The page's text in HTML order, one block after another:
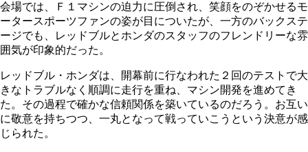
会場では、Ｆ１マシンの迫力に圧倒され、笑顔をのぞかせるモ
ータースポーツファンの姿が目についたが、一方のバックステ
ージでも、レッドブルとホンダのスタッフのフレンドリーな雰
囲気が印象的だった。
レッドブル・ホンダは、開幕前に行なわれた２回のテストで大
きなトラブルなく順調に走行を重ね、マシン開発を進めてき
た。その過程で確かな信頼関係を築いているのだろう。お互い
に敬意を持ちつつ、一丸となって戦っていこうという決意が感
じられた。